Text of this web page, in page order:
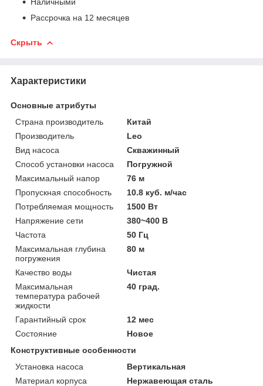
Рассрочка на 12 месяцев
Скрыть
Характеристики
Основные атрибуты
Страна производитель
Китай
Производитель
Leo
Вид насоса
Скважинный
Способ установки насоса
Погружной
Максимальный напор
76 м
Пропускная способность
10.8 куб. м/час
Потребляемая мощность
1500 Вт
Напряжение сети
380~400 В
Частота
50 Гц
Максимальная глубина
погружения
80 м
Качество воды
Чистая
Максимальная
температура рабочей
жидкости
40 град.
Гарантийный срок
12 мес
Состояние
Новое
Конструктивные особенности
Установка насоса
Вертикальная
Материал корпуса
Нержавеющая сталь